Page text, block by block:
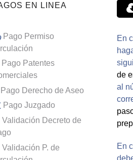
EN LINEA
Pago Permiso
Pago Patentes
Pago Derecho de Aseo
Pago Juzgado
Validación Decreto de
Validación P. de
En
de
al
En